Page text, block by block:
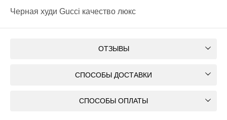
Черная худи Gucci качество люкс
ОТЗЫВЫ
СПОСОБЫ ДОСТАВКИ
СПОСОБЫ ОПЛАТЫ